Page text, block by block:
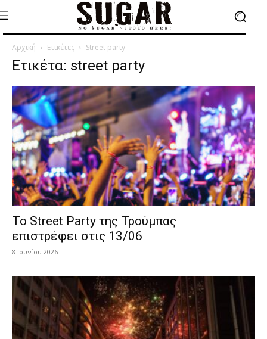
Αρχική Ετικέτες Street party
Ετικέτα: street party
Το Street Party της Τρούμπας
επιστρέφει στις 13/06
8 Ιουνίου 2026